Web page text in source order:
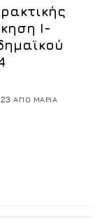
I-
ΑΠΟ ΜΑΡΙΑ